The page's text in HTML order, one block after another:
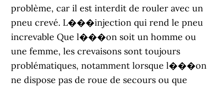
problème, car il est interdit de rouler avec un
pneu crevé. L���injection qui rend le pneu
increvable Que l���on soit un homme ou
une femme, les crevaisons sont toujours
problématiques, notamment lorsque l���on
ne dispose pas de roue de secours ou que